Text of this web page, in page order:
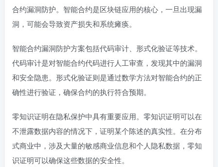
合约漏洞防护。智能合约是区块链应用的核心，一旦出现漏
洞，可能会导致资产损失和系统瘫痪。
智能合约漏洞防护方案包括代码审计、形式化验证等技术。
代码审计是对智能合约代码进行人工审查，发现其中的漏洞
和安全隐患。形式化验证则是通过数学方法对智能合约的正
确性进行验证，确保合约的执行符合预期。
零知识证明在隐私保护中具有重要应用。零知识证明可以在
不泄露数据内容的情况下，证明某个陈述的真实性。在分布
式商业中，涉及大量的敏感商业信息和个人隐私数据，零知
识证明可以确保这些数据的安全性。